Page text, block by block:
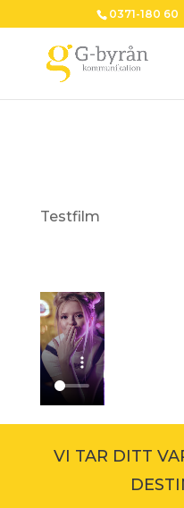
0371-180 60
Testfilm
VI TAR DITT